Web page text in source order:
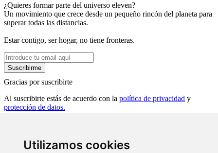
Utilizamos cookies
¿Quieres formar parte del universo eleven?
Un movimiento que crece desde un pequeño rincón del planeta para
superar todas las distancias.
Estar contigo, ser hogar, no tiene fronteras.
Gracias por suscribirte
Al suscribirte estás de acuerdo con la política de privacidad y
protección de datos.